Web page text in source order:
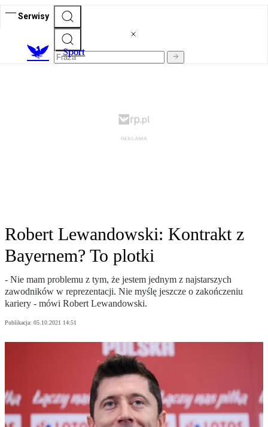
Serwisy
Sport
Robert Lewandowski: Kontrakt z
Bayernem? To plotki
- Nie mam problemu z tym, że jestem jednym z najstarszych
zawodników w reprezentacji. Nie myślę jeszcze o zakończeniu
kariery - mówi Robert Lewandowski.
Publikacja: 05.10.2021 14:51